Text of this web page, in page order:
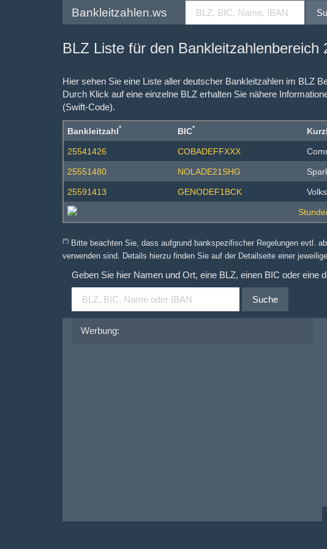
Bankleitzahlen.ws
BLZ Liste für den Bankleitzahlenbereich
Hier sehen Sie eine Liste aller deutscher Bankleitzahlen im BLZ
Durch Klick auf eine einzelne BLZ erhalten Sie nähere
(Swift-Code).
Bankleitzahl* BIC*
25541426 COBADEFFXXX
25551480 NOLADE21SHG
25591413 GENODEF1BCK
(*) Bitte beachten Sie, dass aufgrund bankspezifischer Regelungen evtl.
verwenden sind. Details hierzu finden Sie auf der Detailseite einer
Geben Sie hier Namen und Ort, eine BLZ, einen BIC oder eine
Suche
Werbung: